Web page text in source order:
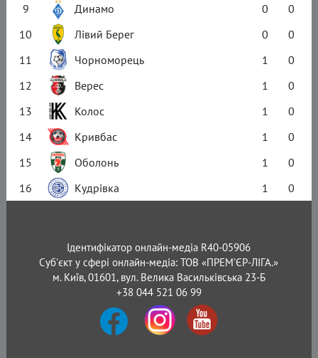
9
Динамо 0
0
10
Лівий Берег 0
0
11
Чорноморець 1
0
12
Верес 1
0
13
Колос 1
0
14
Кривбас 1
0
15
Оболонь 1
0
16
Кудрівка 1 0
Ідентифікатор онлайн-медіа R40-05906
Суб'єкт у сфері онлайн-медіа: ТОВ «ПРЕМ’ЄР-ЛІГА.»
м. Київ, 01601, вул. Велика Васильківська 23-Б
+38 044 521 06 99